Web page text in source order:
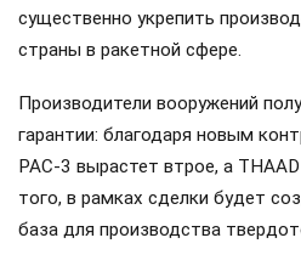
существенно укрепить
страны в ракетной сфере.
Производители вооружений
гарантии: благодаря новым
PAC-3 вырастет втрое, а
того, в рамках сделки будет
база для производства